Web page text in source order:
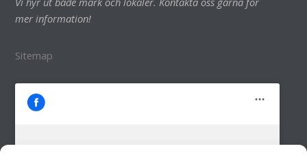
mer information!
Sitemap